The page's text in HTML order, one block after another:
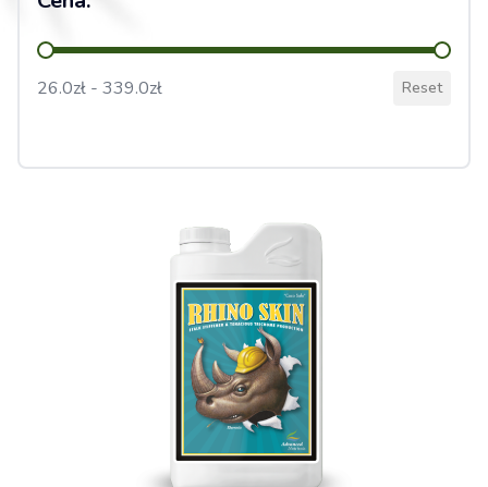
Cena:
26.0zł - 339.0zł Reset